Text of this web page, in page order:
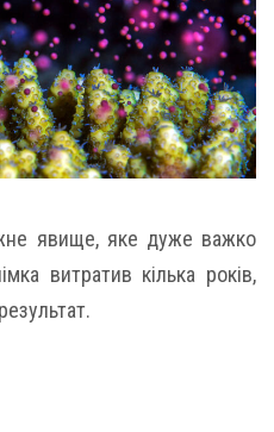
явище, яке дуже важко
витратив кілька років,